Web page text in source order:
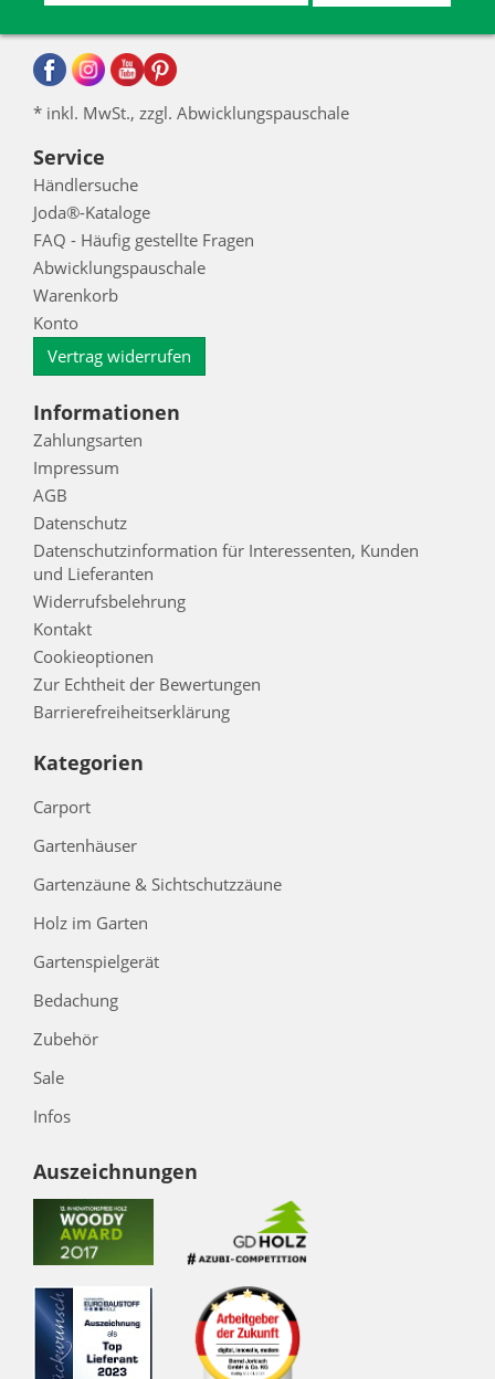
* inkl. MwSt., zzgl. Abwicklungspauschale
Service
Händlersuche
Joda®-Kataloge
FAQ - Häufig gestellte Fragen
Abwicklungspauschale
Warenkorb
Konto
Vertrag widerrufen
Informationen
Zahlungsarten
Impressum
AGB
Datenschutz
Datenschutzinformation für Interessenten, Kunden
und Lieferanten
Widerrufsbelehrung
Kontakt
Cookieoptionen
Zur Echtheit der Bewertungen
Barrierefreiheitserklärung
Kategorien
Carport
Gartenhäuser
Gartenzäune & Sichtschutzzäune
Holz im Garten
Gartenspielgerät
Bedachung
Zubehör
Sale
Infos
Auszeichnungen